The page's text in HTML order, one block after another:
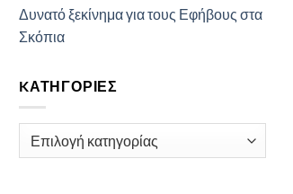
Δυνατό ξεκίνημα για τους Εφήβους στα
Σκόπια
KΑΤΗΓΟΡΊΕΣ
Kατηγορίες